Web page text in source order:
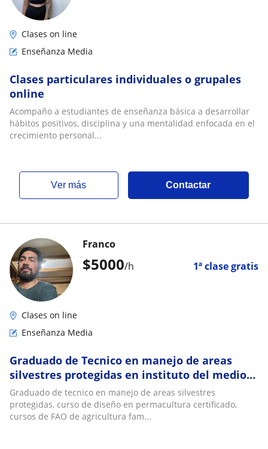
Clases on line
Enseñanza Media
Clases particulares individuales o grupales
online
Acompaño a estudiantes de enseñanza básica a desarrollar
hábitos positivos, disciplina y una mentalidad enfocada en el
crecimiento personal...
ver más Contactar
$5000/h 1ª clase gratis
Franco
Clases on line
Enseñanza Media
Graduado de Tecnico en manejo de areas
silvestres protegidas en instituto del medio
ambiente. Clases de medio ambiente chileno
Graduado de tecnico en manejo de areas silvestres
protegidas, curso de diseño en permacultura certificado,
cursos de FAO de agricultura fam...